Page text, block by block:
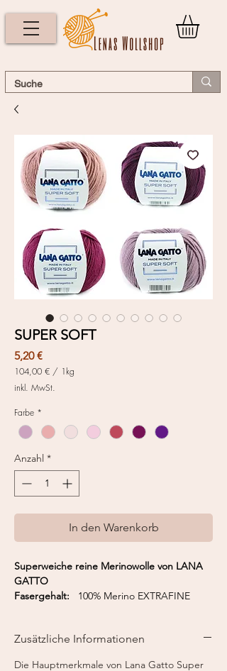
SUPER SOFT
5,20 €Preis
104,00 € / 1kg
104,00 €
pro
Kilogramm
inkl. MwSt.
Farbe *
Anzahl *
In den Warenkorb
Superweiche reine Merinowolle von LANA
GATTO
Fasergehalt:
100% Merino EXTRAFINE
Lauflänge:125 m / 50 g
Zusätzliche Informationen
Die Hauptmerkmale von Lana Gatto Super